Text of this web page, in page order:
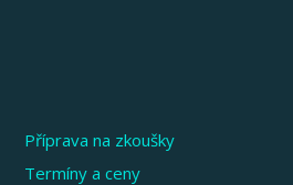
Příprava na zkoušky
Termíny a ceny